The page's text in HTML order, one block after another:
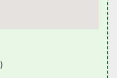
)